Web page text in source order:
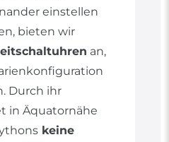
einstellen
bieten wir
an,
Durch ihr
in Äquatornähe
keine